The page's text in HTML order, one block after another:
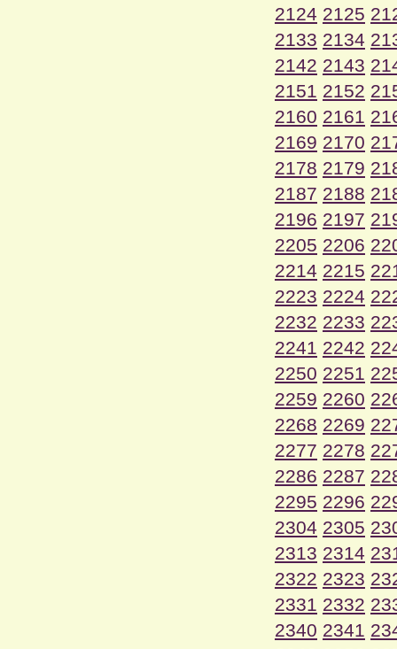
2124 2125
2133 2134
2142 2143
2151 2152
2160 2161
2169 2170
2178 2179
2187 2188
2196 2197
2205 2206
2214 2215
2223 2224
2232 2233
2241 2242
2250 2251
2259 2260
2268 2269
2277 2278
2286 2287
2295 2296
2304 2305
2313 2314
2322 2323
2331 2332
2340 2341